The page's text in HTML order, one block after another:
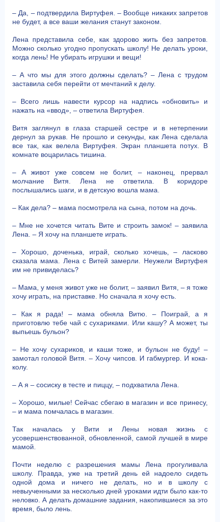
– Да, – подтвердила Виртуфея. – Вообще никаких запретов
не будет, а все ваши желания станут законом.
Лена представила себе, как здорово жить без запретов.
Можно сколько угодно пропускать школу! Не делать уроки,
когда лень! Не убирать игрушки и вещи!
– А что мы для этого должны сделать? – Лена с трудом
заставила себя перейти от мечтаний к делу.
– Всего лишь навести курсор на надпись «обновить» и
нажать на «ввод», – ответила Виртуфея.
Витя заглянул в глаза старшей сестре и в нетерпении
дернул за рукав. Не прошло и секунды, как Лена сделала
все так, как велела Виртуфея. Экран планшета потух. В
комнате воцарилась тишина.
– А живот уже совсем не болит, – наконец, прервал
молчание Витя. Лена не ответила. В коридоре
послышались шаги, и в детскую вошла мама.
– Как дела? – мама посмотрела на сына, потом на дочь.
– Мне не хочется читать Вите и строить замок! – заявила
Лена. – Я хочу на планшете играть.
– Хорошо, доченька, играй, сколько хочешь, – ласково
сказала мама. Лена с Витей замерли. Неужели Виртуфея
им не привиделась?
– Мама, у меня живот уже не болит, – заявил Витя, – я тоже
хочу играть, на приставке. Но сначала я хочу есть.
– Как я рада! – мама обняла Витю. – Поиграй, а я
приготовлю тебе чай с сухариками. Или кашу? А может, ты
выпьешь бульон?
– Не хочу сухариков, и каши тоже, и бульон не буду! –
замотал головой Витя. – Хочу чипсов. И габмургер. И кока-
колу.
– А я – сосиску в тесте и пиццу, – подхватила Лена.
– Хорошо, милые! Сейчас сбегаю в магазин и все принесу,
– и мама помчалась в магазин.
Так началась у Вити и Лены новая жизнь с
усовершенствованной, обновленной, самой лучшей в мире
мамой.
Почти неделю с разрешения мамы Лена прогуливала
школу. Правда, уже на третий день ей надоело сидеть
одной дома и ничего не делать, но и в школу с
невыученными за несколько дней уроками идти было как-то
неловко. А делать домашние задания, накопившиеся за это
время, было лень.